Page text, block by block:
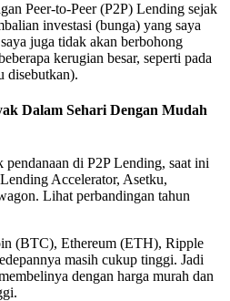
Peer-to-Peer (P2P) Lending sejak
investasi (bunga) yang saya
juga tidak akan berbohong
kerugian besar, seperti pada
disebutkan).
Dalam Sehari Dengan Mudah
di P2P Lending, saat ini
Accelerator, Asetku,
Lihat perbandingan tahun
(BTC), Ethereum (ETH), Ripple
masih cukup tinggi. Jadi
dengan harga murah dan